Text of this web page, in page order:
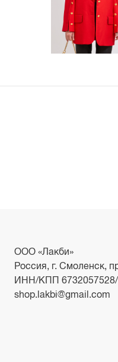
ООО «Лакби»
Россия, г. Смоленск,
ИНН/КПП 6732057528/
shop.lakbi@gmail.com